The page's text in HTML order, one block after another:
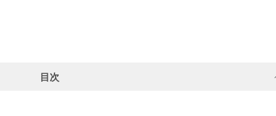
目次